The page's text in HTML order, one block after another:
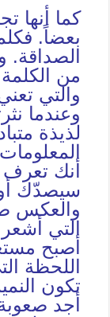
كما أنها
بعضاً.
والتي
وعندما
لذيذة
أنك
سيصدّك أو
والعكس
التي
أصبح
اللحظة
تكون
أجد